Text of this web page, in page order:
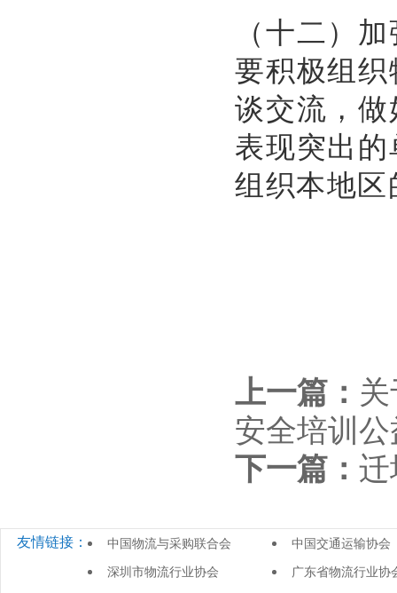
（十二）
要积极组
谈交流，
表现突出
组织本地
上一篇：
安全培训
下一篇： 迁
友情链接： 中国物流与采购联合会 中国交通运输协会
深圳市物流行业协会 广东省物流行业协